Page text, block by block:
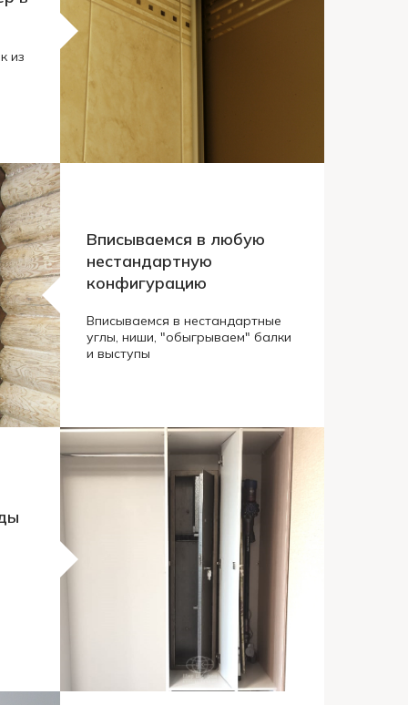
из
Вписываемся в любую
нестандартную
конфигурацию
Вписываемся в нестандартные
углы, ниши, "обыгрываем" балки
и выступы